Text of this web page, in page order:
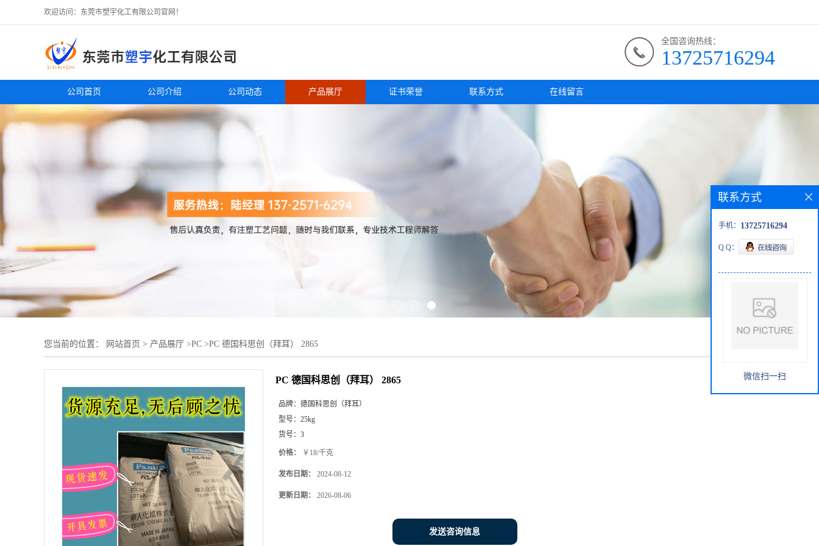
欢迎访问：东莞市塑宇化工有限公司官网！
全国咨询热线：
13725716294
公司首页 公司介绍 公司动态 产品展厅 证书荣誉 联系方式 在线留言
您当前的位置： 网站首页 > 产品展厅 >PC >PC 德国科思创（拜耳） 2865
PC 德国科思创（拜耳） 2865
品牌： 德国科思创（拜耳）
型号： 25kg
货号： 3
价格： ￥18/千克
发布日期： 2024-08-12
更新日期： 2026-08-06
发送咨询信息
联系方式
手机： 13725716294
Q Q：
微信扫一扫